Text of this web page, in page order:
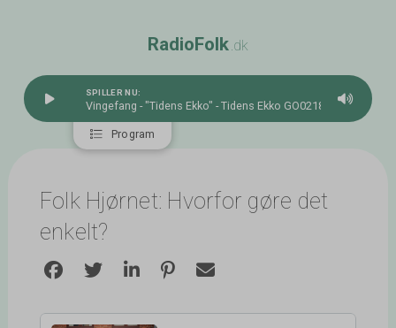
RadioFolk .dk
SPILLER NU:
Vingefang - "Tidens Ekko" - Tidens Ekko GO0218
Program
Folk Hjørnet: Hvorfor gøre det
enkelt?